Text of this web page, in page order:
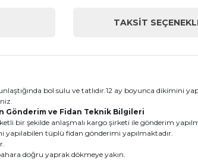
TAKSIT
bol sulu ve tatlıdır.12 ay boyunca dikimini
Gönderim ve Fidan Teknik Bilgileri
bir şekilde anlaşmalı kargo şirketi ile gönderim
yapılabilen tüplü fidan gönderimi yapılmaktadır.
doğru yaprak dökmeye yakın.